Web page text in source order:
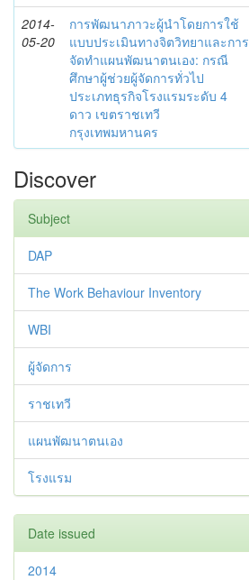
2014-
05-20
การพัฒนาภาวะผู้นำโดยการใช้
แบบประเมินทางจิตวิทยาและการ
จัดทำแผนพัฒนาตนเอง: กรณี
ศึกษาผู้ช่วยผู้จัดการทั่วไป
ประเภทธุรกิจโรงแรมระดับ 4
ดาว เขตราชเทวี
กรุงเทพมหานคร
Discover
Subject
DAP
The Work Behaviour Inventory
WBI
ผู้จัดการ
ราชเทวี
แผนพัฒนาตนเอง
โรงแรม
Date issued
2014